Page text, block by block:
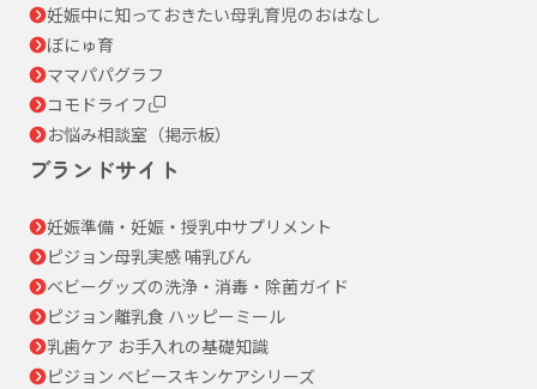
妊娠中に知っておきたい母乳育児のおはなし
ぼにゅ育
ママパパグラフ
コモドライフ
お悩み相談室（掲示板）
ブランドサイト
妊娠準備・妊娠・授乳中サプリメント
ピジョン母乳実感 哺乳びん
ベビーグッズの洗浄・消毒・除菌ガイド
ピジョン離乳食 ハッピーミール
乳歯ケア お手入れの基礎知識
ピジョン ベビースキンケアシリーズ